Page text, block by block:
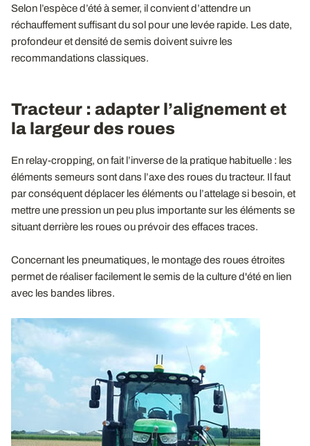
Selon l’espèce d’été à semer, il convient d’attendre un
réchauffement suffisant du sol pour une levée rapide. Les date,
profondeur et densité de semis doivent suivre les
recommandations classiques.
Tracteur : adapter l’alignement et
la largeur des roues
En relay-cropping, on fait l’inverse de la pratique habituelle : les
éléments semeurs sont dans l’axe des roues du tracteur. Il faut
par conséquent déplacer les éléments ou l’attelage si besoin, et
mettre une pression un peu plus importante sur les éléments se
situant derrière les roues ou prévoir des effaces traces.
Concernant les pneumatiques, le montage des roues étroites
permet de réaliser facilement le semis de la culture d'été en lien
avec les bandes libres.